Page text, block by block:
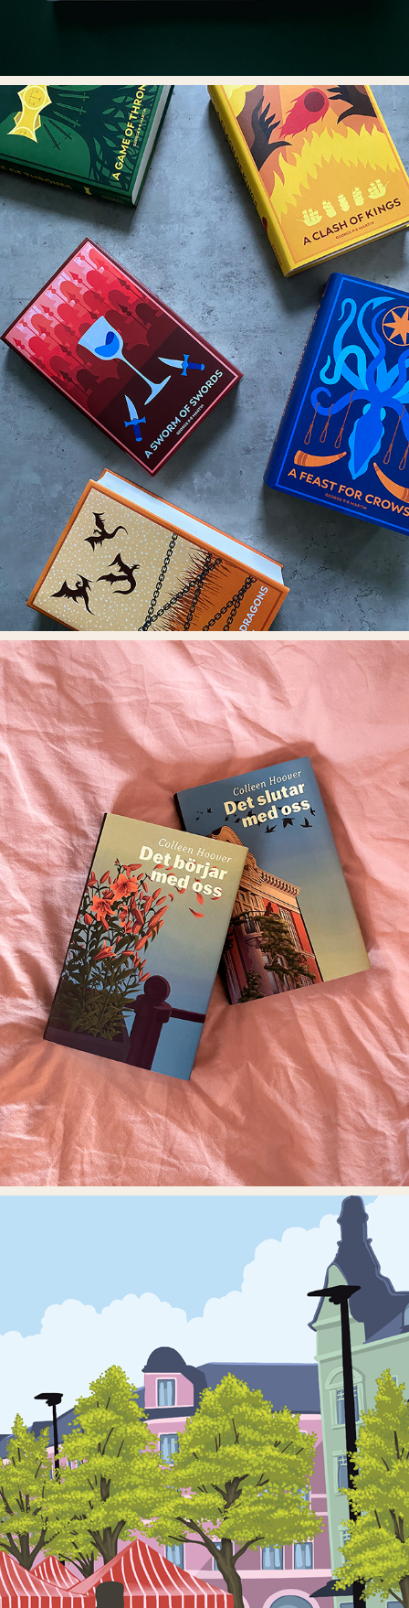
GAME OF THRONES
DET SLUTAR MED OSS & DET BÖRJAR
MED OSS
JEANETTE ROSENGREN